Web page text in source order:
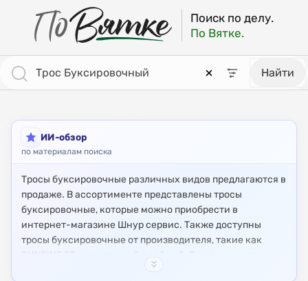
ПоВятке - региональный поисковик
Результаты поиска: Трос Буксировочный [страница 3]
Поиск по делу.
По Вятке.
Найти
ИИ-обзор
по материалам поиска
Тросы буксировочные различных видов предлагаются в
продаже. В ассортименте представлены тросы
буксировочные, которые можно приобрести в
интернет-магазине Шнур сервис. Также доступны
тросы буксировочные от производителя, такие как
SUNFINE 23 м усиленный, зелёный. В наличии есть и
специализированные тросы, например, с